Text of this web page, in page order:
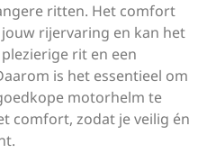
ritten. Het comfort
rijervaring en kan het
rit en een
is het essentieel om
motorhelm te
comfort, zodat je veilig én